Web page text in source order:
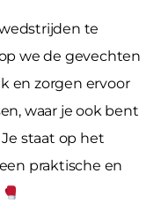
te
we de gevechten
en zorgen ervoor
waar je ook bent
staat op het
praktische en